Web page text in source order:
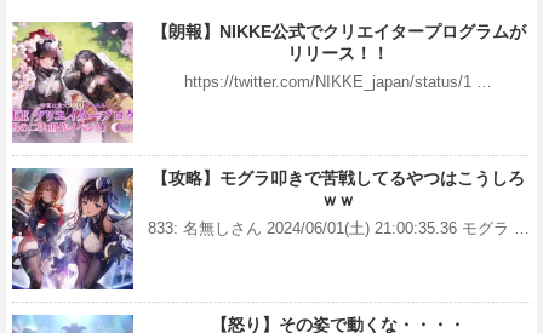
【朗報】NIKKE公式でクリエイタープログラムが
リリース！！
https://twitter.com/NIKKE_japan/status/1 …
【攻略】モグラ叩きで苦戦してるやつはこうしろ
ｗｗ
833: 名無しさん 2024/06/01(土) 21:00:35.36 モグラ …
【怒り】その姿で動くな・・・・